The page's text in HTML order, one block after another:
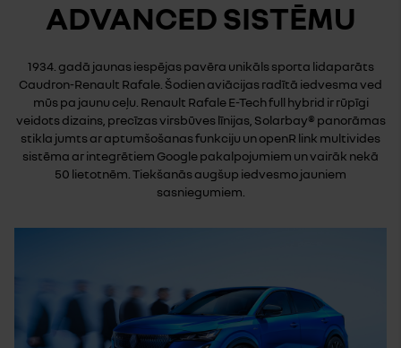
ADVANCED SISTĒMU
1934. gadā jaunas iespējas pavēra unikāls sporta lidaparāts
Caudron-Renault Rafale. Šodien aviācijas radītā iedvesma ved
mūs pa jaunu ceļu. Renault Rafale E-Tech full hybrid ir rūpīgi
veidots dizains, precīzas virsbūves līnijas, Solarbay® panorāmas
stikla jumts ar aptumšošanas funkciju un openR link multivides
sistēma ar integrētiem Google pakalpojumiem un vairāk nekā
50 lietotnēm. Tiekšanās augšup iedvesmo jauniem
sasniegumiem.